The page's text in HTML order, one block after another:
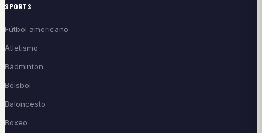
SPORTS
Fútbol americano
Atletismo
Bádminton
Béisbol
Baloncesto
Boxeo